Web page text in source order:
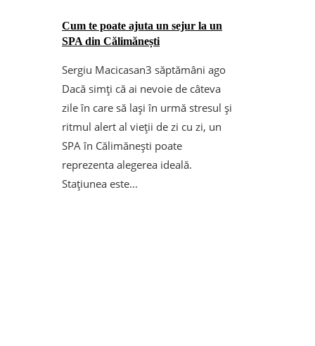
Cum te poate ajuta un sejur la un
SPA din Călimănești
Sergiu Macicasan3 săptămâni ago
Dacă simți că ai nevoie de câteva
zile în care să lași în urmă stresul și
ritmul alert al vieții de zi cu zi, un
SPA în Călimănești poate
reprezenta alegerea ideală.
Stațiunea este...